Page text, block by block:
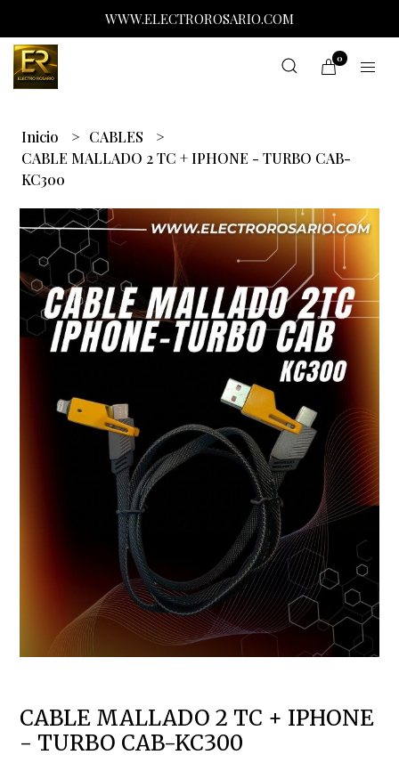
WWW.ELECTROROSARIO.COM
0
Inicio
CABLES
CABLE MALLADO 2 TC + IPHONE - TURBO CAB-
KC300
CABLE MALLADO 2 TC + IPHONE
- TURBO CAB-KC300